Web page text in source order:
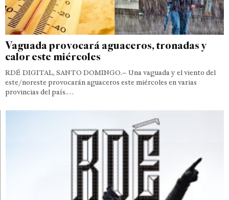
Vaguada provocará aguaceros, tronadas y
calor este miércoles
RDÉ DIGITAL, SANTO DOMINGO.– Una vaguada y el viento del
este/noreste provocarán aguaceros este miércoles en varias
provincias del país.…